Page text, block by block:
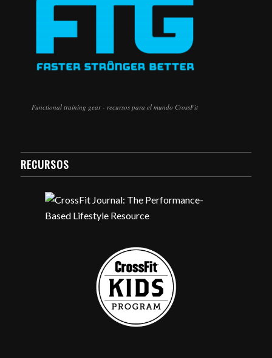
Functional training gear - recursos para el mundo CrossFit
RECURSOS